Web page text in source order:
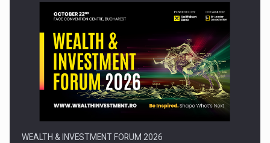
Comunicat de presa: Joburile part-time reincep sa intre pe…
WEALTH & INVESTMENT FORUM 2026